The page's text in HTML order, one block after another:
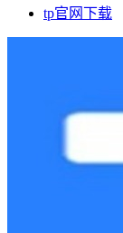
tp官网下载